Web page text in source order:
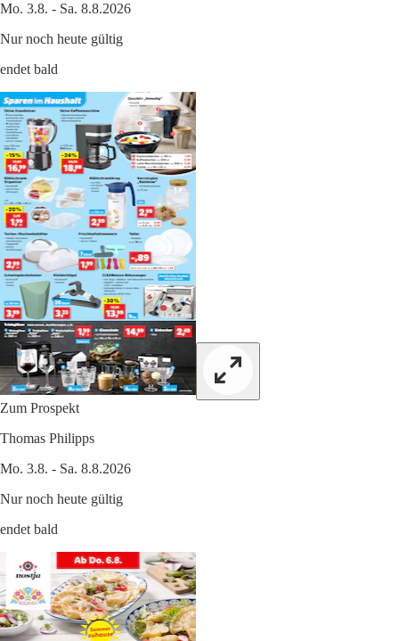
Mo. 3.8. - Sa. 8.8.2026
Nur noch heute gültig
endet bald
Zum Prospekt
Thomas Philipps
Mo. 3.8. - Sa. 8.8.2026
Nur noch heute gültig
endet bald